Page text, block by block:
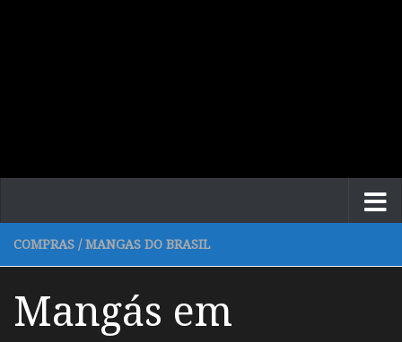
COMPRAS / MANGAS DO BRASIL
Mangás em